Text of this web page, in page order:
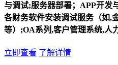
与调试;服务器部署；APP开发
各财务软件安装调试服务（如,
等）;OA系列,客户管理系统,人
立即查看 了解详情